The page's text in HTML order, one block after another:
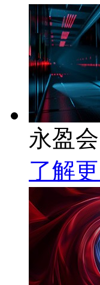
永盈
了解